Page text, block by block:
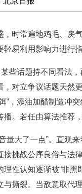
常遍地鸡毛、戾
易利用影响力进行
话题持不同看法，
对立争议话题天
”，添油加醋制造冲
。若任由算法推荐
大了一点”。直观
挑战公序良俗与
性认知逐渐被“非
撕裂。当敌意取代